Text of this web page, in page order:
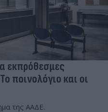
εκπρόθεσμες
ποινολόγιο και οι
της ΑΑΔΕ.